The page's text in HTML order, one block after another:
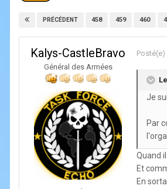
PRÉCÉDENT 458 459 460
Kalys-CastleBravo
Général des Armées
Posté(e)
Je
Par
Quand
Et
En